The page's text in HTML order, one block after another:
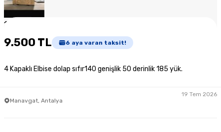
1
9.500 TL 6 aya varan taksit!
4 Kapaklı Elbise dolap sıfır140 genişlik 50 derinlik 185 yük.
Manavgat, Antalya
19 Tem 2026